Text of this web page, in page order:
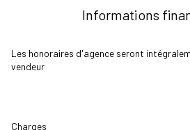
1 étage(s)
Informations
Les honoraires d'agence seront
vendeur
Charges